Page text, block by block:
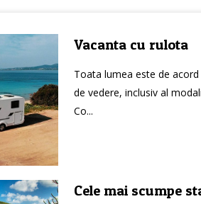
Vacanta cu rulota
Toata lumea este de
de vedere, inclusiv al
Co...
Cele mai scumpe